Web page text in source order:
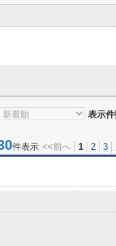
表示件
件表示 <<前へ 1 2 3